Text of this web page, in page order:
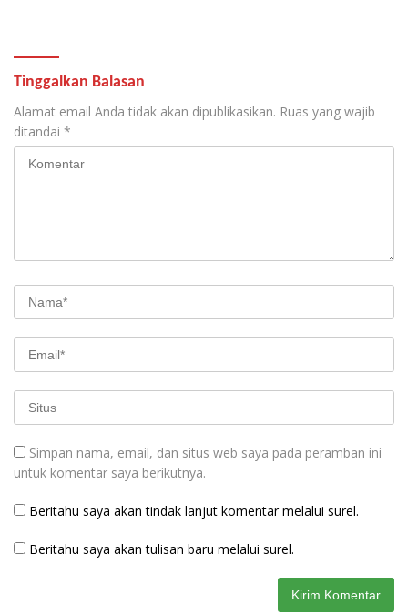
Tinggalkan Balasan
Alamat email Anda tidak akan dipublikasikan. Ruas yang wajib
ditandai *
Simpan nama, email, dan situs web saya pada peramban ini
untuk komentar saya berikutnya.
Beritahu saya akan tindak lanjut komentar melalui surel.
Beritahu saya akan tulisan baru melalui surel.